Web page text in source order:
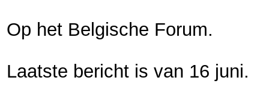
Op het Belgische Forum.
Laatste bericht is van 16 juni.